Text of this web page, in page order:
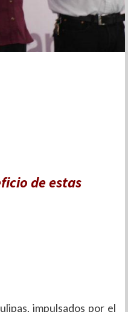
de estas
impulsados por el